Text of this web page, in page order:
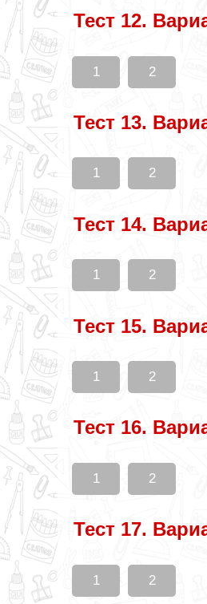
Тест 12.
1 2
Тест 13.
1 2
Тест 14.
1 2
Тест 15.
1 2
Тест 16.
1 2
Тест 17.
1 2